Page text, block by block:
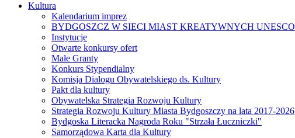
Kultura
Kalendarium imprez
BYDGOSZCZ W SIECI MIAST KREATYWNYCH UNESCO
Instytucje
Otwarte konkursy ofert
Małe Granty
Konkurs Stypendialny
Komisja Dialogu Obywatelskiego ds. Kultury
Pakt dla kultury
Obywatelska Strategia Rozwoju Kultury
Strategia Rozwoju Kultury Miasta Bydgoszczy na lata 2017-2026
Bydgoska Literacka Nagroda Roku "Strzała Łuczniczki"
Samorządowa Karta dla Kultury